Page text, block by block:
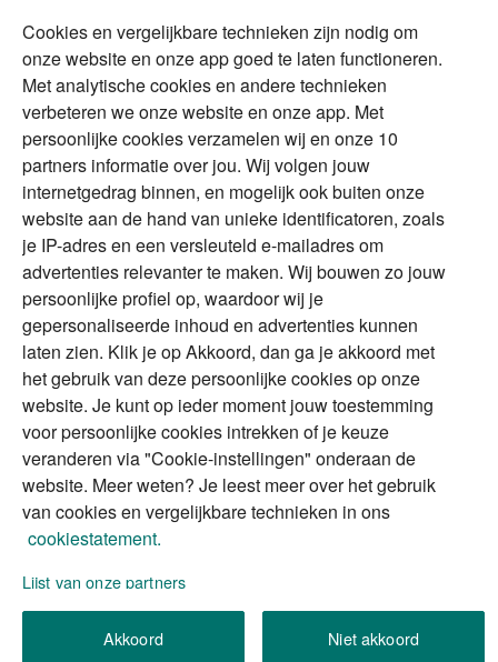
Duurzaam
Vermogensplanning
Tweede huis in
buitenland
DGA
Erfenis
Over Financial Focus
Specialisten
Financial Focus
magazine
The Exit Years
Contact
Alles voor en over vermogenden.
Over ABN AMRO Veiligheid
Privacy & Cookies
Toegankelijkheid
Disclaimer RSS
We gebruiken de persoonlijke informatie die u
invult, om uw verzoek (of aanvraag) te verwerken.
Cookies en vergelijkbare technieken zijn nodig om
onze website en onze app goed te laten functioneren.
Met analytische cookies en andere technieken
verbeteren we onze website en onze app. Met
persoonlijke cookies verzamelen wij en onze 10
partners informatie over jou. Wij volgen jouw
internetgedrag binnen, en mogelijk ook buiten onze
website aan de hand van unieke identificatoren, zoals
je IP-adres en een versleuteld e-mailadres om
advertenties relevanter te maken. Wij bouwen zo jouw
persoonlijke profiel op, waardoor wij je
gepersonaliseerde inhoud en advertenties kunnen
laten zien. Klik je op Akkoord, dan ga je akkoord met
het gebruik van deze persoonlijke cookies op onze
website. Je kunt op ieder moment jouw toestemming
voor persoonlijke cookies intrekken of je keuze
veranderen via "Cookie-instellingen" onderaan de
website. Meer weten? Je leest meer over het gebruik
van cookies en vergelijkbare technieken in ons
cookiestatement.
Lijst van onze partners
Akkoord Niet akkoord